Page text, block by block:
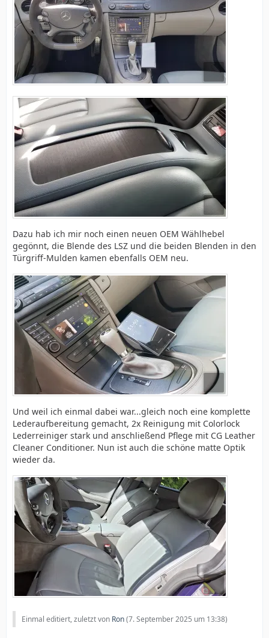
Dazu hab ich mir noch einen neuen OEM Wählhebel
gegönnt, die Blende des LSZ und die beiden Blenden in den
Türgriff-Mulden kamen ebenfalls OEM neu.
Und weil ich einmal dabei war...gleich noch eine komplette
Lederaufbereitung gemacht, 2x Reinigung mit Colorlock
Lederreiniger stark und anschließend Pflege mit CG Leather
Cleaner Conditioner. Nun ist auch die schöne matte Optik
wieder da.
Einmal editiert, zuletzt von Ron(7. September 2025 um 13:38)